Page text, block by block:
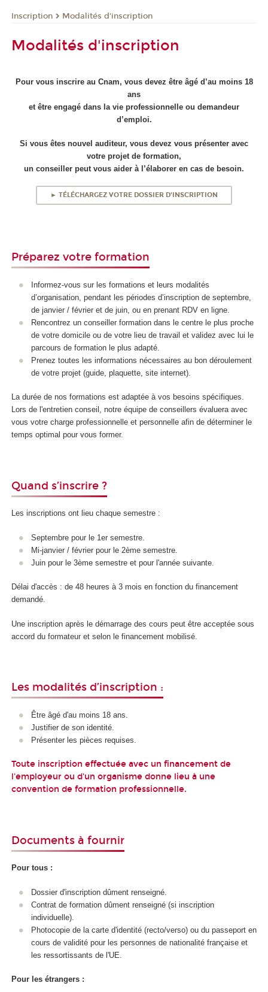
Inscription Modalités d'inscription
Modalités d'inscription
Pour vous inscrire au Cnam, vous devez être âgé d’au moins 18
ans
et être engagé dans la vie professionnelle ou demandeur
d’emploi.
Si vous êtes nouvel auditeur, vous devez vous présenter avec
votre projet de formation,
un conseiller peut vous aider à l’élaborer en cas de besoin.
► TÉLÉCHARGEZ VOTRE DOSSIER D'INSCRIPTION
Préparez votre formation
Informez-vous sur les formations et leurs modalités
d’organisation, pendant les périodes d’inscription de septembre,
de janvier / février et de juin, ou en prenant RDV en ligne.
Rencontrez un conseiller formation dans le centre le plus proche
de votre domicile ou de votre lieu de travail et validez avec lui le
parcours de formation le plus adapté.
Prenez toutes les informations nécessaires au bon déroulement
de votre projet (guide, plaquette, site internet).
La durée de nos formations est adaptée à vos besoins spécifiques.
Lors de l'entretien conseil, notre équipe de conseillers évaluera avec
vous votre charge professionnelle et personnelle afin de déterminer le
temps optimal pour vous former.
Quand s’inscrire ?
Les inscriptions ont lieu chaque semestre :
Septembre pour le 1er semestre.
Mi-janvier / février pour le 2ème semestre.
Juin pour le 3ème semestre et pour l'année suivante.
Délai d'accès : de 48 heures à 3 mois en fonction du financement
demandé.
Une inscription après le démarrage des cours peut être acceptée sous
accord du formateur et selon le financement mobilisé.
Les modalités d’inscription :
Être âgé d'au moins 18 ans.
Justifier de son identité.
Présenter les pièces requises.
Toute inscription effectuée avec un financement de
l'employeur ou d'un organisme donne lieu à une
convention de formation professionnelle.
Documents à fournir
Pour tous :
Dossier d'inscription dûment renseigné.
Contrat de formation dûment renseigné (si inscription
individuelle).
Photocopie de la carte d'identité (recto/verso) ou du passeport en
cours de validité pour les personnes de nationalité française et
les ressortissants de l'UE.
Pour les étrangers :